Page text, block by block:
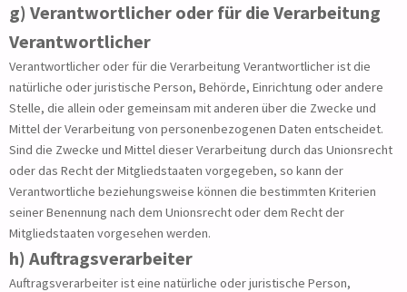
g) Verantwortlicher oder für die Verarbeitung
Verantwortlicher
Verantwortlicher oder für die Verarbeitung Verantwortlicher ist die
natürliche oder juristische Person, Behörde, Einrichtung oder andere
Stelle, die allein oder gemeinsam mit anderen über die Zwecke und
Mittel der Verarbeitung von personenbezogenen Daten entscheidet.
Sind die Zwecke und Mittel dieser Verarbeitung durch das Unionsrecht
oder das Recht der Mitgliedstaaten vorgegeben, so kann der
Verantwortliche beziehungsweise können die bestimmten Kriterien
seiner Benennung nach dem Unionsrecht oder dem Recht der
Mitgliedstaaten vorgesehen werden.
h) Auftragsverarbeiter
Auftragsverarbeiter ist eine natürliche oder juristische Person,